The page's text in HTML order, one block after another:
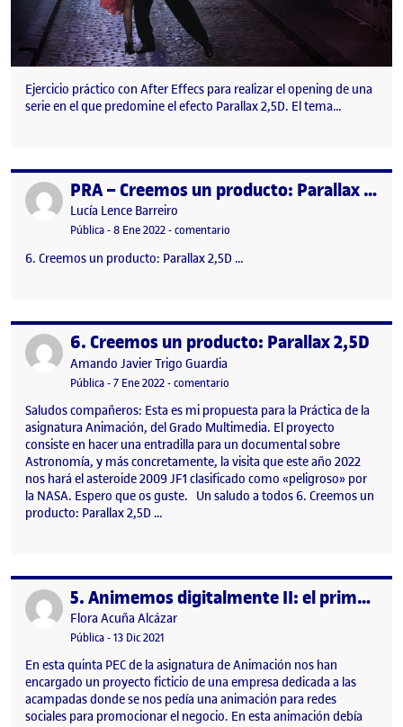
Ejercicio práctico con After Effecs para realizar el opening de una
serie en el que predomine el efecto Parallax 2,5D. El tema…
Publicado por PRA – Creemos un producto: Parallax 2,5D
Publicado por
Lucía Lence Barreiro
Visibilidad:
Pública-Fecha de publicación
8 Ene 2022-comentario
6. Creemos un producto: Parallax 2,5D …
Publicado por6. Creemos un producto: Parallax 2,5D
Publicado por
Amando Javier Trigo Guardia
Visibilidad:
Pública-Fecha de publicación
7 Ene 2022-comentario
Saludos compañeros: Esta es mi propuesta para la Práctica de la
asignatura Animación, del Grado Multimedia. El proyecto
consiste en hacer una entradilla para un documental sobre
Astronomía, y más concretamente, la visita que este año 2022
nos hará el asteroide 2009 JF1 clasificado como «peligroso» por
la NASA. Espero que os guste. Un saludo a todos 6. Creemos un
producto: Parallax 2,5D …
Publicado por 5. Animemos digitalmente II: el primer encargo
Publicado por
Flora Acuña Alcázar
Visibilidad:
Pública-Fecha de publicación
13 Dic 2021
En esta quinta PEC de la asignatura de Animación nos han
encargado un proyecto ficticio de una empresa dedicada a las
acampadas donde se nos pedía una animación para redes
sociales para promocionar el negocio. En esta animación debía